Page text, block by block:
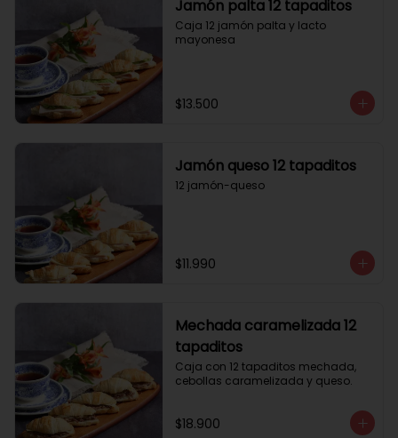
Jamón palta 12 tapaditos
Caja 12 jamón palta y lacto
mayonesa
$13.500
Jamón queso 12 tapaditos
12 jamón-queso
$11.990
Mechada caramelizada 12
tapaditos
Caja con 12 tapaditos mechada,
cebollas caramelizada y queso.
$18.900